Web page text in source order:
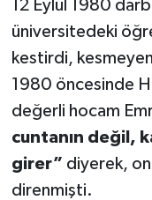
12 Eylül 1980
üniversitedeki
kestirdi,
1980 öncesinde
değerli hocam
cuntanın değil,
girer” diyerek,
direnmişti.